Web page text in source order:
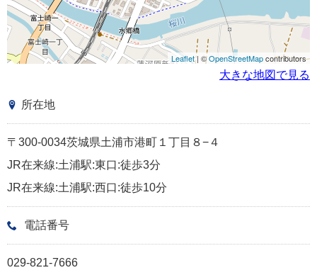
Leaflet| ©OpenStreetMapcontributors
大きな地図で見る
所在地
〒300-0034茨城県土浦市港町１丁目８−４
JR在来線:土浦駅:東口:徒歩3分
JR在来線:土浦駅:西口:徒歩10分
電話番号
029-821-7666